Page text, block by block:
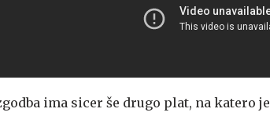
ima sicer še drugo plat, na katero